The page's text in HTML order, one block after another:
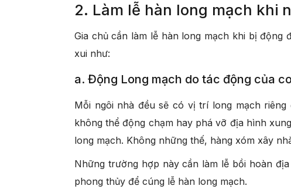
2. Làm lễ hàn long mạch khi
Gia chủ cần làm lễ hàn long mạch khi bị động
xui như:
a. Động Long mạch do tác động của
Mỗi ngôi nhà đều sẽ có vị trí long mạch
không thể động chạm hay phá vỡ địa hình
long mạch. Không những thế, hàng xóm xây
Những trường hợp này cần làm lễ bồi hoàn
phong thủy để cúng lễ hàn long mạch.